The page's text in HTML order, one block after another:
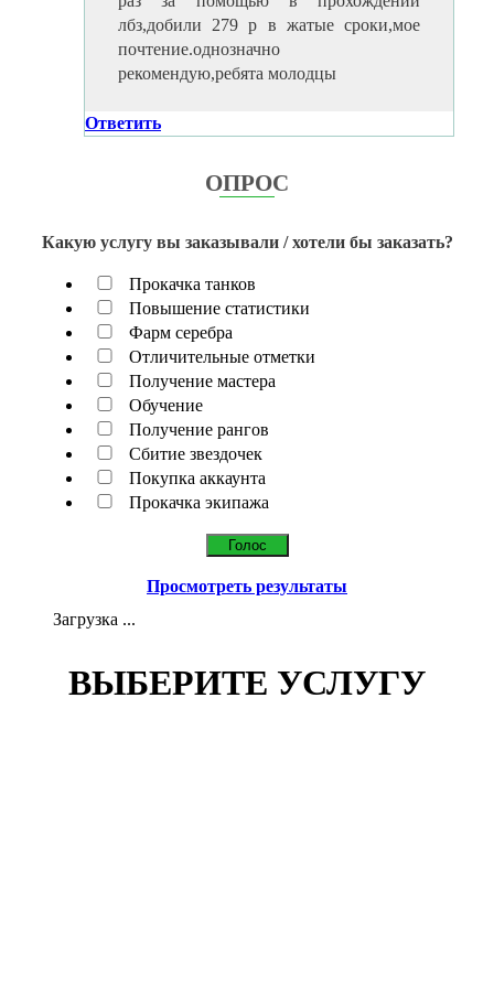
лбз,добили 279 р в жатые сроки,мое
почтение.однозначно
рекомендую,ребята молодцы
Ответить
ОПРОС
Какую услугу вы заказывали / хотели бы заказать?
Прокачка танков
Повышение статистики
Фарм серебра
Отличительные отметки
Получение мастера
Обучение
Получение рангов
Сбитие звездочек
Покупка аккаунта
Прокачка экипажа
Просмотреть результаты
Загрузка ...
ВЫБЕРИТЕ УСЛУГУ